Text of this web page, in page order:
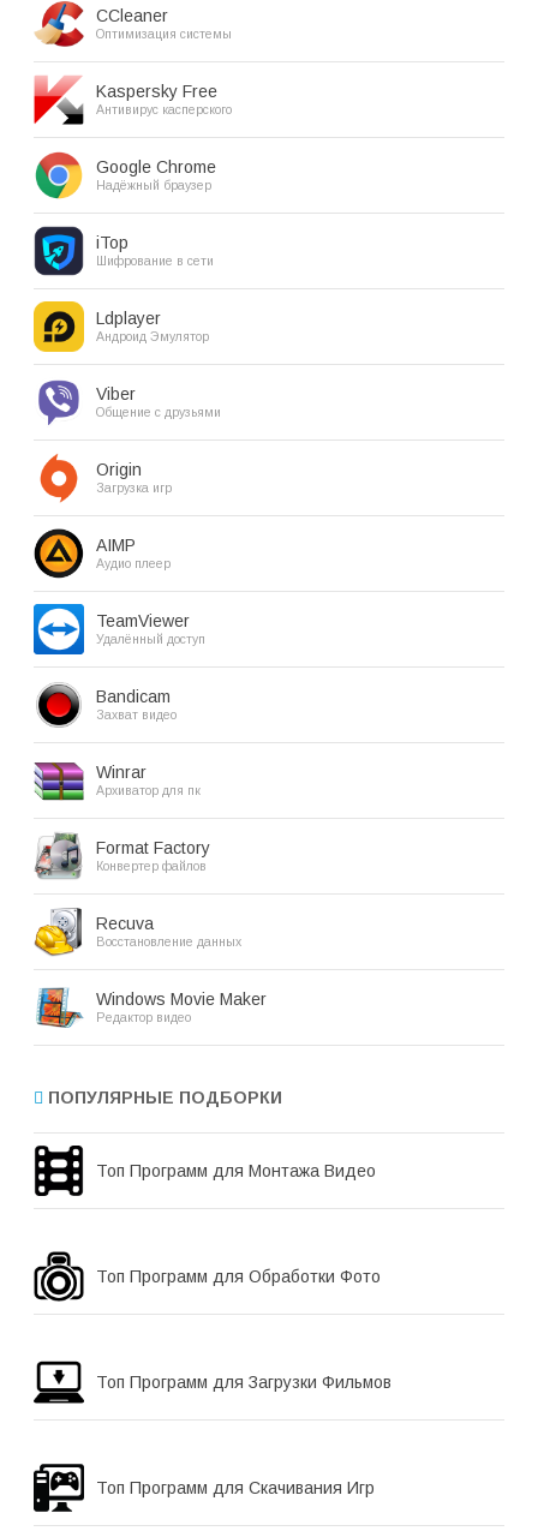
CCleaner
Оптимизация системы
Kaspersky Free
Антивирус касперского
Google Chrome
Надёжный браузер
iTop
Шифрование в сети
Ldplayer
Андроид Эмулятор
Viber
Общение с друзьями
Origin
Загрузка игр
AIMP
Аудио плеер
TeamViewer
Удалённый доступ
Bandicam
Захват видео
Winrar
Архиватор для пк
Format Factory
Конвертер файлов
Recuva
Восстановление данных
Windows Movie Maker
Редактор видео
ПОПУЛЯРНЫЕ ПОДБОРКИ
Топ Программ для Монтажа Видео
Топ Программ для Обработки Фото
Топ Программ для Загрузки Фильмов
Топ Программ для Скачивания Игр